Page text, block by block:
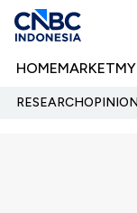
HOMEMARKET
RESEARCHOPINION